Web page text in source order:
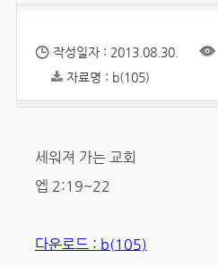
작성일자 : 2013.08.30.
자료명 : b(105)
세워져 가는 교회
엡 2:19~22
다운로드 : b(105)